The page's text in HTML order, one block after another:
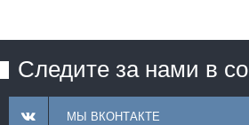
Следите за нами в
МЫ ВКОНТАКТЕ